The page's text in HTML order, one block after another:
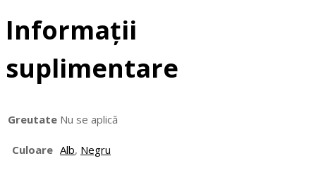
Informații
suplimentare
Greutate Nu se aplică
Culoare Alb, Negru